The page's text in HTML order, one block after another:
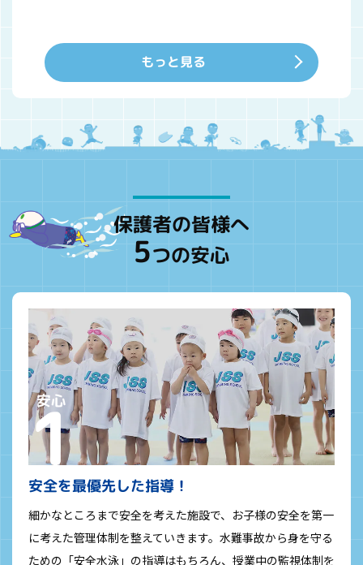
もっと見る
保護者の皆様へ
5つの安心
安全を最優先した指導！
細かなところまで安全を考えた施設で、お子様の安全を第一
に考えた管理体制を整えていきます。水難事故から身を守る
ための「安全水泳」の指導はもちろん、授業中の監視体制を